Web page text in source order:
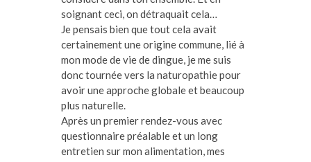
soignant ceci, on détraquait cela…
Je pensais bien que tout cela avait
certainement une origine commune, lié à
mon mode de vie de dingue, je me suis
donc tournée vers la naturopathie pour
avoir une approche globale et beaucoup
plus naturelle.
Après un premier rendez-vous avec
questionnaire préalable et un long
entretien sur mon alimentation, mes